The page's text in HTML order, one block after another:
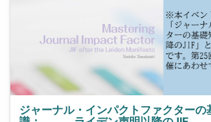
ジャーナル・インパクトファクターの